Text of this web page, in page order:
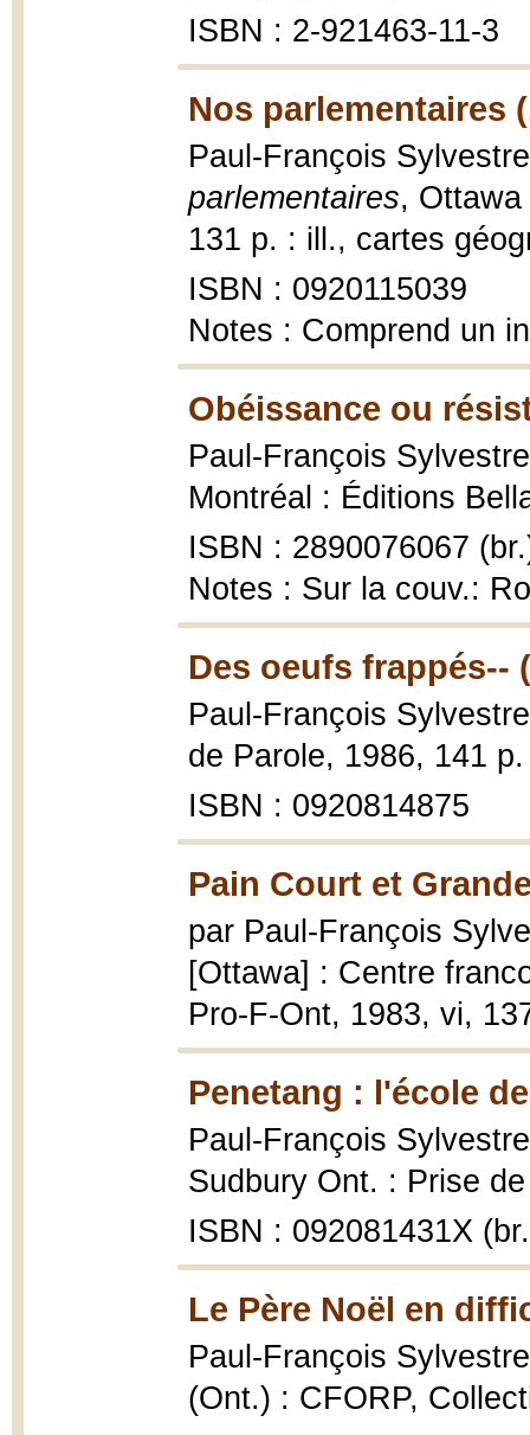
ISBN : 2-921463-11-3
Nos parlementaires
Paul-François
parlementaires,
131 p. : ill., cartes
ISBN : 0920115039
Notes : Comprend un
Obéissance ou
Paul-François
Montréal : Éditions
ISBN : 2890076067
Notes : Sur la couv.:
Des oeufs frappés--
Paul-François
de Parole, 1986, 141 p.
ISBN : 0920814875
Pain Court et
par Paul-François
[Ottawa] : Centre
Pro-F-Ont, 1983, vi,
Penetang : l'école
Paul-François
Sudbury Ont. : Prise
ISBN : 092081431X
Le Père Noël en
Paul-François
(Ont.) : CFORP,